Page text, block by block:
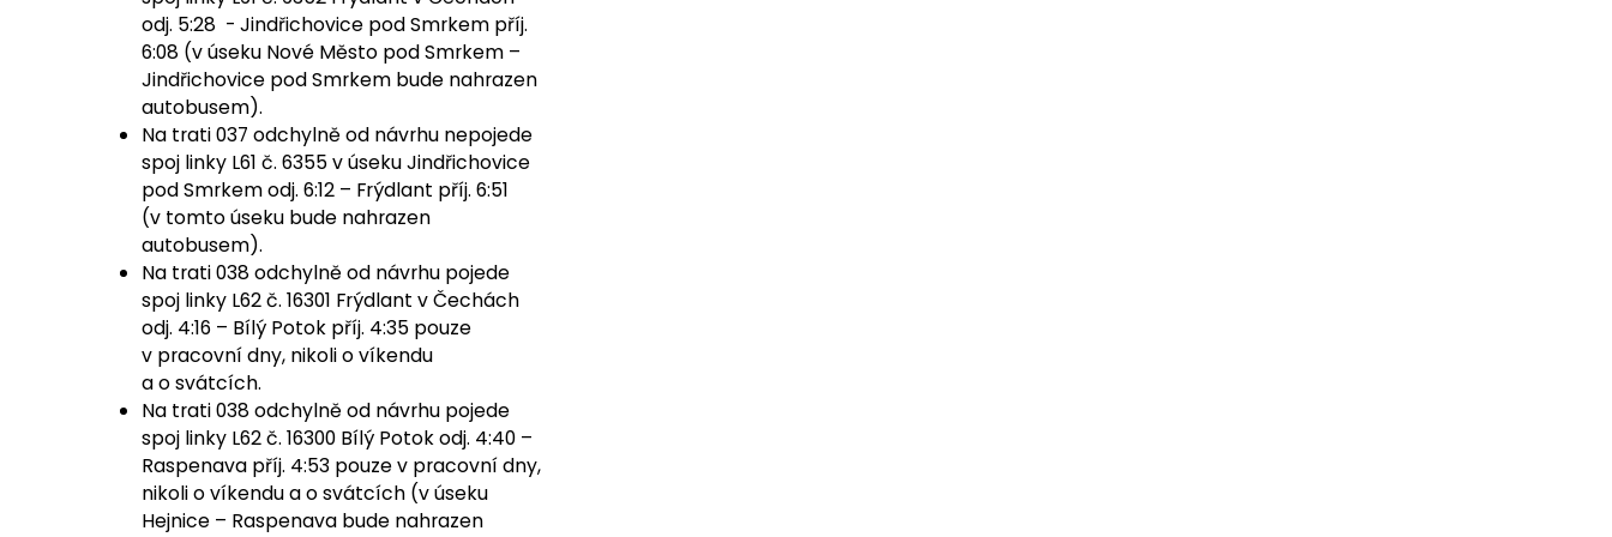
odj. 5:28 - Jindřichovice pod Smrkem příj.
6:08 (v úseku Nové Město pod Smrkem –
Jindřichovice pod Smrkem bude nahrazen
autobusem).
Na trati 037 odchylně od návrhu nepojede
spoj linky L61 č. 6355 v úseku Jindřichovice
pod Smrkem odj. 6:12 – Frýdlant příj. 6:51
(v tomto úseku bude nahrazen
autobusem).
Na trati 038 odchylně od návrhu pojede
spoj linky L62 č. 16301 Frýdlant v Čechách
odj. 4:16 – Bílý Potok příj. 4:35 pouze
v pracovní dny, nikoli o víkendu
a o svátcích.
Na trati 038 odchylně od návrhu pojede
spoj linky L62 č. 16300 Bílý Potok odj. 4:40 –
Raspenava příj. 4:53 pouze v pracovní dny,
nikoli o víkendu a o svátcích (v úseku
Hejnice – Raspenava bude nahrazen